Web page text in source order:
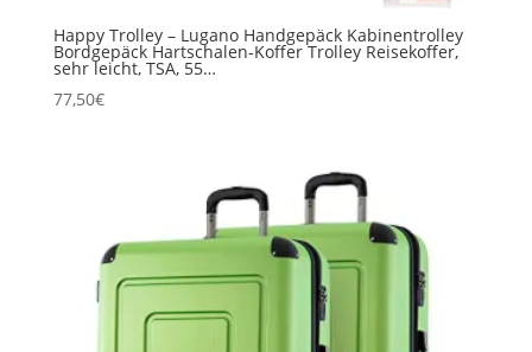
Happy Trolley – Lugano Handgepäck Kabinentrolley
Bordgepäck Hartschalen-Koffer Trolley Reisekoffer,
sehr leicht, TSA, 55…
77,50€